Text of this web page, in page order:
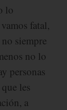
lo
fatal,
siempre
no lo
personas
les
a